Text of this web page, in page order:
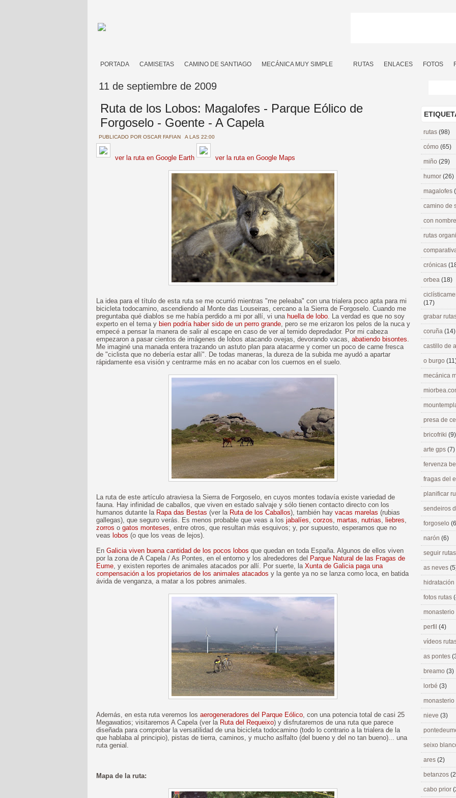
PORTADA CAMISETAS CAMINO DE SANTIAGO MECÁNICA MUY SIMPLE RUTAS ENLACES FOTOS
11 de septiembre de 2009
Ruta de los Lobos: Magalofes - Parque Eólico de
Forgoselo - Goente - A Capela
PUBLICADO POR OSCAR FAFIAN A LAS 22:00
ver la ruta en Google Earth ver la ruta en Google Maps
La idea para el título de esta ruta se me ocurrió mientras "me peleaba" con una trialera poco apta para mi
bicicleta todocamino, ascendiendo al Monte das Louseiras, cercano a la Sierra de Forgoselo. Cuando me
preguntaba qué diablos se me había perdido a mi por allí, vi una huella de lobo. La verdad es que no soy
experto en el tema y bien podría haber sido de un perro grande, pero se me erizaron los pelos de la nuca y
empecé a pensar la manera de salir al escape en caso de ver al temido depredador. Por mi cabeza
empezaron a pasar cientos de imágenes de lobos atacando ovejas, devorando vacas, abatiendo bisontes.
Me imaginé una manada entera trazando un astuto plan para atacarme y comer un poco de carne fresca
de "ciclista que no debería estar allí". De todas maneras, la dureza de la subida me ayudó a apartar
rápidamente esa visión y centrarme más en no acabar con los cuernos en el suelo.
La ruta de este artículo atraviesa la Sierra de Forgoselo, en cuyos montes todavía existe variedad de
fauna. Hay infinidad de caballos, que viven en estado salvaje y sólo tienen contacto directo con los
humanos dutante la Rapa das Bestas (ver la Ruta de los Caballos), también hay vacas marelas (rubias
gallegas), que seguro verás. Es menos probable que veas a los jabalíes, corzos, martas, nutrias, liebres,
zorros o gatos monteses, entre otros, que resultan más esquivos; y, por supuesto, esperamos que no
veas lobos (o que los veas de lejos).
En Galicia viven buena cantidad de los pocos lobos que quedan en toda España. Algunos de ellos viven
por la zona de A Capela / As Pontes, en el entorno y los alrededores del Parque Natural de las Fragas de
Eume, y existen reportes de animales atacados por allí. Por suerte, la Xunta de Galicia paga una
compensación a los propietarios de los animales atacados y la gente ya no se lanza como loca, en batida
ávida de venganza, a matar a los pobres animales.
Además, en esta ruta veremos los aerogeneradores del Parque Eólico, con una potencia total de casi 25
Megawatios; visitaremos A Capela (ver la Ruta del Requeixo) y disfrutaremos de una ruta que parece
diseñada para comprobar la versatilidad de una bicicleta todocamino (todo lo contrario a la trialera de la
que hablaba al principio), pistas de tierra, caminos, y mucho aslfalto (del bueno y del no tan bueno)... una
ruta genial.
Mapa de la ruta:
rutas (98)
cómo (65)
miño (29)
humor (26)
magalofes
camino de
con
rutas
crónicas
orbea (18)
(17)
grabar
coruña (14)
castillo de
o burgo
mecánica
presa de
bricofriki (9)
arte gps (7)
fervenza
fragas del
planificar
sendeiros
forgoselo
narón (6)
seguir
as neves
hidratación
fotos rutas
perfil (4)
vídeos
as pontes
breamo (3)
lorbé (3)
nieve (3)
seixo
ares (2)
betanzos
cabo prior